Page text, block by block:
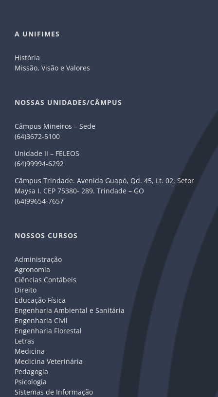
A UNIFIMES
História
Missão, Visão e Valores
NOSSAS UNIDADES/CÂMPUS
Câmpus Mineiros – Sede
(64)3672-5100
Unidade II – FELEOS
(64)99994-6292
Câmpus Trindade. Avenida Guapó, Qd. 45, Lt. 02, Setor
Maysa I. CEP 75380- 289. Trindade – GO
(64)99654-7657
NOSSOS CURSOS
Administração
Agronomia
Ciências Contábeis
Direito
Educação Física
Engenharia Ambiental e Sanitária
Engenharia Civil
Engenharia Florestal
Letras
Medicina
Medicina Veterinária
Pedagogia
Psicologia
Sistemas de Informação